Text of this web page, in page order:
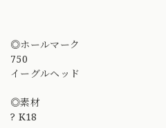
◎ホールマーク
750
イーグルヘッド
◎素材
? K18